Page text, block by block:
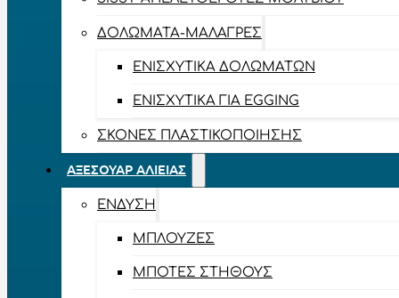
ΔΟΛΏΜΑΤΑ-ΜΑΛΆΓΡΕΣ
ΕΝΙΣΧΥΤΙΚΆ ΔΟΛΩΜΆΤΩΝ
ΕΝΙΣΧΥΤΙΚΆ ΓΙΑ EGGING
ΣΚΌΝΕΣ ΠΛΑΣΤΙΚΟΠΟΊΗΣΗΣ
ΑΞΕΣΟΥΆΡ ΑΛΙΕΊΑΣ
ΈΝΔΥΣΗ
ΜΠΛΟΎΖΕΣ
ΜΠΌΤΕΣ ΣΤΉΘΟΥΣ